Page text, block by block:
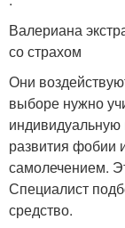
Валериана
со страхом
Они
выборе нужно
индивидуальную
развития фобии
самолечением.
Специалист
средство.